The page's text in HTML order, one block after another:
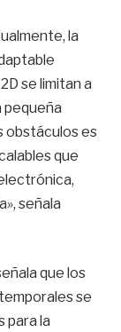
la
se limitan a
pequeña
obstáculos es
que
señala
que los
se
para la